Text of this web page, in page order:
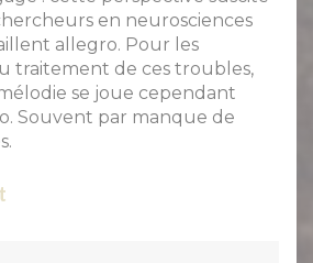
en neurosciences
allegro. Pour les
traitement de ces troubles,
se joue cependant
Souvent par manque de